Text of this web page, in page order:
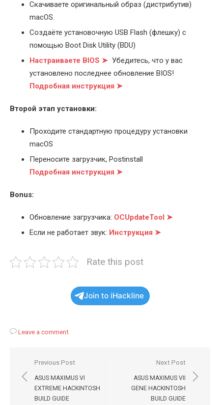
Скачиваете оригинальный образ (дистрибутив)
macOS.
Создаёте установочную USB Flash (флешку) с
помощью Boot Disk Utility (BDU)
Настраиваете BIOS ➤ Убедитесь, что у вас
установлено последнее обновление BIOS!
Подробная инструкция ➤
Второй этап установки:
Проходите стандартную процедуру установки
macOS
Переносите загрузчик, Postinstall
Подробная инструкция ➤
Bonus:
Обновление загрузчика: OCUpdateTool ➤
Если не работает звук: Инструкция ➤
Rate this post
Join to iHackline
Leave a comment
Навигация
по
записям
Previous Post
ASUS MAXIMUS VI
EXTREME HACKINTOSH
BUILD GUIDE
Next Post
ASUS MAXIMUS VII
GENE HACKINTOSH
BUILD GUIDE